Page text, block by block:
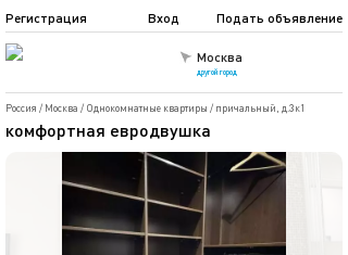
Москва
другой город
Подать объявление
Регистрация Вход
Россия / Москва / Однокомнатные квартиры / причальный, д.3к1
комфортная евродвушка